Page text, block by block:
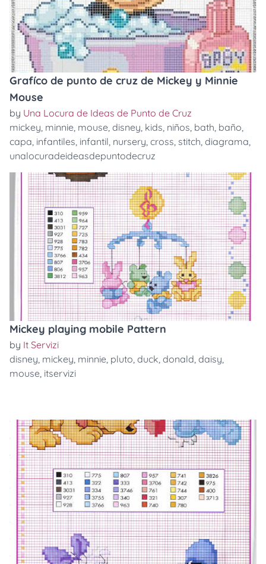
Grafíco de punto de cruz de Mickey y Minnie
Mouse
by Una Locura de Ideas de Punto de Cruz
mickey, minnie, mouse, disney, kids, niños, bath, baño,
capa, infantiles, infantil, nursery, cross, stitch, diagrama,
unalocuradeideasdepuntodecruz
Mickey playing mobile Pattern
by It Servizi
disney, mickey, minnie, pluto, duck, donald, daisy,
mouse, itservizi